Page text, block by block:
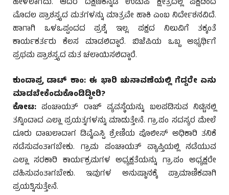
ಮೊದಲ ಪ್ರಾಶಸ್ತ್ಯದ ಮತಗಳನ್ನು ಮಾತ್ರವೇ ಹಾಕಿ ಎಂಬ ನಿರ್ದೇಶನವಿದೆ.
ಹಾಗಾಗಿ ಒಳಒಪ್ಪಂದದ ಪ್ರಶ್ನೆ ಇಲ್ಲ. ಪಕ್ಷದ ನಿಲುವಿಗೆ ತಕ್ಕಂತೆ
ಕಾರ್ಯಕರ್ತರು ಕೆಲಸ ಮಾಡಲಿದ್ದಾರೆ. ಬಿಜೆಪಿಯ ಒಬ್ಬ ಅಭ್ಯರ್ಥಿಗೆ
ಪ್ರಥಮ ಪ್ರಾಶಸ್ತ್ಯದ ಮತ ಚಲಾಯಿಸಲಿದ್ದಾರೆ.
ಕುಂದಾಪ್ರ ಡಾಟ್ ಕಾಂ: ಈ ಭಾರಿ ಚುನಾವಣೆಯಲ್ಲಿ ಗೆದ್ದರೇ ಏನು
ಮಾಡಬೇಕೆಂದುಕೊಂಡಿದ್ದೀರಿ?
ಕೋಟ: ಪಂಚಾಯತ್ ರಾಜ್ ವ್ಯವಸ್ಥೆಯನ್ನು ಬಲಪಡಿಸುವ ನಿಟ್ಟಿನಲ್ಲಿ
ತನ್ನಿಂದಾದ ಎಲ್ಲಾ ಪ್ರಯತ್ನಗಳನ್ನು ಮಾಡುತ್ತೇನೆ. ಗ್ರಾ.ಪಂ ಸದಸ್ಯರ ಮೇಲೆ
ದೂರು ದಾಖಲಾದಾಗ ಡಿವೈಎಸ್ಪಿ ಶ್ರೇಣಿಯ ಪೊಲೀಸ್ ಅಧಿಕಾರಿ ತನಿಕೆ
ನಡೆಸುವಂತಾಗಬೇಕು. ಗ್ರಾಮ ಪಂಚಾಯತ್ ವ್ಯಾಪ್ತಿಯಲ್ಲಿ ನಡೆಯುವ
ಎಲ್ಲಾ ಸರಕಾರಿ ಕಾರ್ಯಕ್ರಮಗಳ ಅಧ್ಯಕ್ಷತೆಯನ್ನು ಗ್ರಾ.ಪಂ ಅಧ್ಯಕ್ಷರೇ
ವಹಿಸುವಂತಾಗಬೇಕು. ಇವುಗಳ ಅನುಷ್ಠಾನಕ್ಕೆ ಪ್ರಾಮಾಣಿಕವಾಗಿ
ಪ್ರಯತ್ನಿಸುತ್ತೇನೆ.